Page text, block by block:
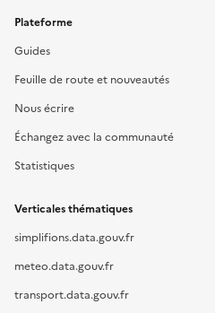
Plateforme
Guides
Feuille de route et nouveautés
Nous écrire
Échangez avec la communauté
Statistiques
Verticales thématiques
simplifions.data.gouv.fr
meteo.data.gouv.fr
transport.data.gouv.fr